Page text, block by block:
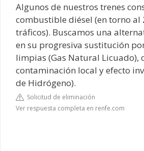
Algunos de nuestros trenes
combustible diésel (en torno al
tráficos). Buscamos una
en su progresiva sustitución
limpias (Gas Natural Licuado),
contaminación local y efecto
de Hidrógeno).
Solicitud de eliminación
Ver respuesta completa en renfe.com